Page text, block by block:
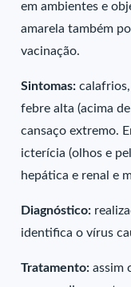
em ambientes e
amarela também
vacinação.
Sintomas:
febre alta(acima
cansaço extremo.
icterícia (olhos e
hepática e renal e
Diagnóstico:
identifica o vírus
Tratamento:assim